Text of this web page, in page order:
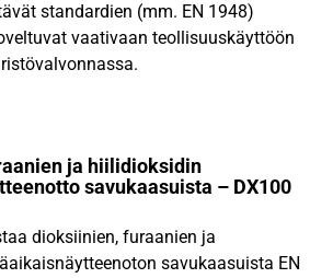
standardien (mm. EN 1948)
vaativaan teollisuuskäyttöön
ja hiilidioksidin
savukaasuista – DX100
dioksiinien, furaanien ja
savukaasuista EN